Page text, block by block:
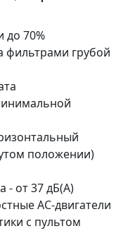
до 70%
фильтрами грубой
положении)
от 37 дБ(А)
АС-двигатели
с пультом